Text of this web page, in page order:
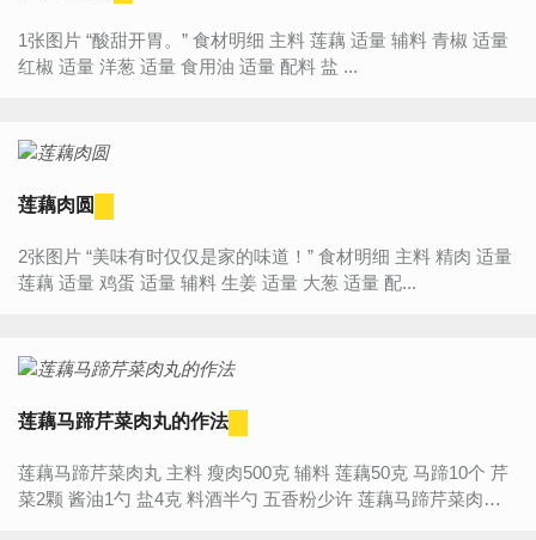
1张图片 “酸甜开胃。” 食材明细 主料 莲藕 适量 辅料 青椒 适量
红椒 适量 洋葱 适量 食用油 适量 配料 盐 ...
莲藕肉圆
2张图片 “美味有时仅仅是家的味道！” 食材明细 主料 精肉 适量
莲藕 适量 鸡蛋 适量 辅料 生姜 适量 大葱 适量 配...
莲藕马蹄芹菜肉丸的作法
莲藕马蹄芹菜肉丸 主料 瘦肉500克 辅料 莲藕50克 马蹄10个 芹
菜2颗 酱油1勺 盐4克 料酒半勺 五香粉少许 莲藕马蹄芹菜肉丸